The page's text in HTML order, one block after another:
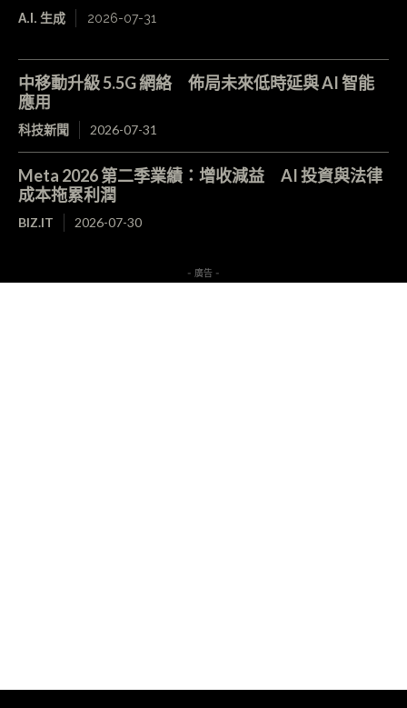
A.I. 生成 2026-07-31
中移動升級 5.5G 網絡 佈局未來低時延與 AI 智能
應用
科技新聞 2026-07-31
Meta 2026 第二季業績：增收減益 AI 投資與法律
成本拖累利潤
BIZ.IT 2026-07-30
- 廣告 -